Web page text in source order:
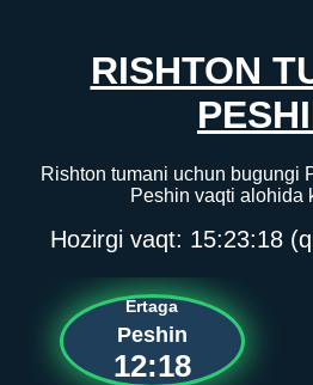
RISHTON
Rishton tumani uchun bugungi
Peshin vaqti alohida
Hozirgi vaqt: 15:23:18
Ertaga
Peshin
12:18